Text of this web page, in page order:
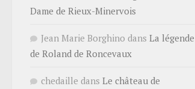
Dame de Rieux-Minervois
Jean Marie Borghino dans La légende
de Roland de Roncevaux
chedaille dans Le château de